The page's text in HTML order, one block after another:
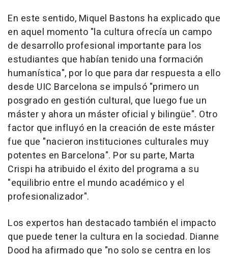
En este sentido, Miquel Bastons ha explicado que
en aquel momento "la cultura ofrecía un campo
de desarrollo profesional importante para los
estudiantes que habían tenido una formación
humanística", por lo que para dar respuesta a ello
desde UIC Barcelona se impulsó "primero un
posgrado en gestión cultural, que luego fue un
máster y ahora un máster oficial y bilingüe". Otro
factor que influyó en la creación de este máster
fue que "nacieron instituciones culturales muy
potentes en Barcelona". Por su parte, Marta
Crispi ha atribuido el éxito del programa a su
"equilibrio entre el mundo académico y el
profesionalizador".
Los expertos han destacado también el impacto
que puede tener la cultura en la sociedad. Dianne
Dood ha afirmado que "no solo se centra en los